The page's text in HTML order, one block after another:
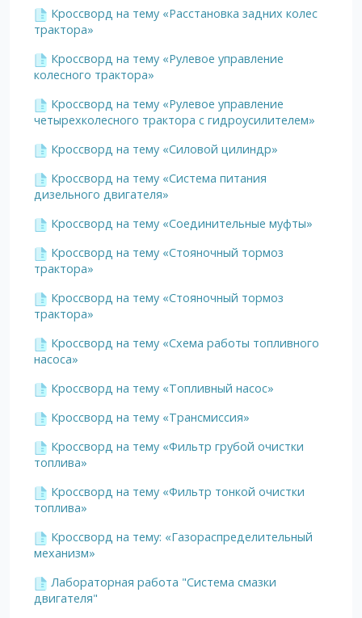
Кроссворд на тему «Расстановка задних колес
трактора»
Кроссворд на тему «Рулевое управление
колесного трактора»
Кроссворд на тему «Рулевое управление
четырехколесного трактора с гидроусилителем»
Кроссворд на тему «Силовой цилиндр»
Кроссворд на тему «Система питания
дизельного двигателя»
Кроссворд на тему «Соединительные муфты»
Кроссворд на тему «Стояночный тормоз
трактора»
Кроссворд на тему «Стояночный тормоз
трактора»
Кроссворд на тему «Схема работы топливного
насоса»
Кроссворд на тему «Топливный насос»
Кроссворд на тему «Трансмиссия»
Кроссворд на тему «Фильтр грубой очистки
топлива»
Кроссворд на тему «Фильтр тонкой очистки
топлива»
Кроссворд на тему: «Газораспределительный
механизм»
Лабораторная работа "Система смазки
двигателя"